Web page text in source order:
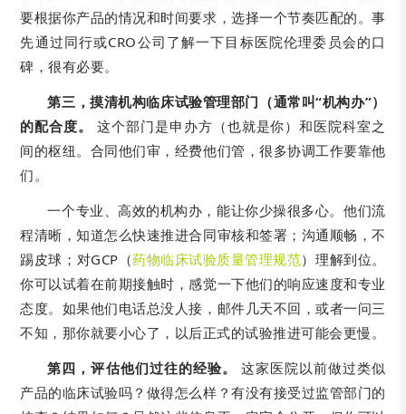
要根据你产品的情况和时间要求，选择一个节奏匹配的。事
先通过同行或CRO公司了解一下目标医院伦理委员会的口
碑，很有必要。
第三，摸清机构临床试验管理部门（通常叫“机构办”）
的配合度。
这个部门是申办方（也就是你）和医院科室之
间的枢纽。合同他们审，经费他们管，很多协调工作要靠他
们。
一个专业、高效的机构办，能让你少操很多心。他们流
程清晰，知道怎么快速推进合同审核和签署；沟通顺畅，不
踢皮球；对GCP（药物临床试验质量管理规范）理解到位。
你可以试着在前期接触时，感觉一下他们的响应速度和专业
态度。如果他们电话总没人接，邮件几天不回，或者一问三
不知，那你就要小心了，以后正式的试验推进可能会更慢。
第四，评估他们过往的经验。
这家医院以前做过类似
产品的临床试验吗？做得怎么样？有没有接受过监管部门的